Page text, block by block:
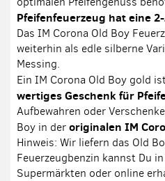
Pfeifenfeuerzeug hat eine
Das IM Corona Old Boy
weiterhin als edle silberne
Messing.
Ein IM Corona Old Boy gold
wertiges Geschenk für
Aufbewahren oder
Boy in deroriginalen IM
Hinweis: Wir liefern das Old
Feuerzeugbenzin kannst Du
Supermärkten oder online